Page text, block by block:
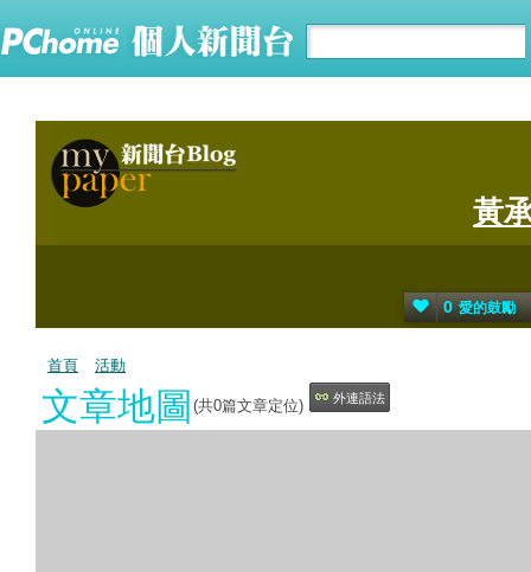
黃
0 愛的鼓勵
首頁 活動
文章地圖 (共0篇文章定位) 外連語法